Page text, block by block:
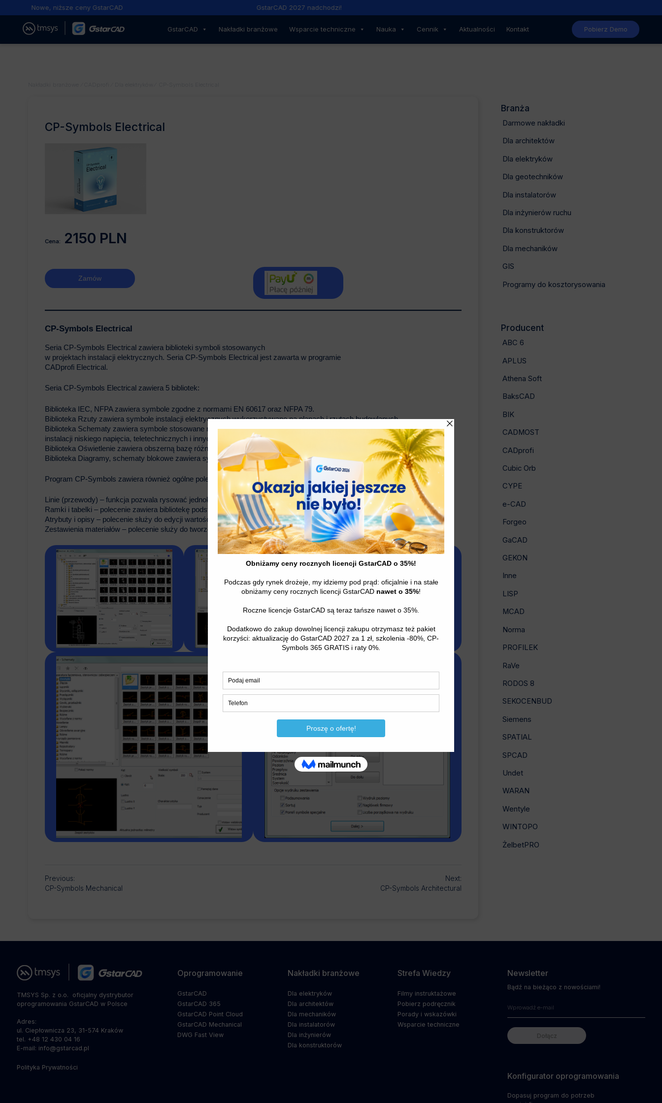
Nowe, niższe ceny GstarCAD GstarCAD 2027 nadchodzi!
GstarCAD Nakładki branżowe Wsparcie techniczne Nauka Cennik Aktualności Kontakt Pobierz Demo
CP-Symbols Electrical
Cena: 2150 PLN
Zamów
CP-Symbols Electrical
Seria CP-Symbols Electrical zawiera biblioteki symboli stosowanych
w projektach instalacji elektrycznych. Seria CP-Symbols Electrical jest zawarta w programie
CADprofi Electrical.
Seria CP-Symbols Electrical zawiera 5 bibliotek:
Biblioteka IEC, NFPA zawiera symbole zgodne z normami EN 60617 oraz NFPA 79.
Biblioteka Rzuty zawiera symbole instalacji elektrycznych wykorzystywane na planach i rzutach budowlanych.
Biblioteka Schematy zawiera symbole stosowane na różnego rodzaju schematach, w tym schematach instalacji prądowych,
instalacji niskiego napięcia, teletechnicznych i innych.
Biblioteka Oświetlenie zawiera obszerną bazę różnego rodzaju opraw oświetleniowych.
Biblioteka Diagramy, schematy blokowe zawiera symbole wykorzystywane w schematach blokowych wielu branż.
Program CP-Symbols zawiera również ogólne polecenia:
Linie (przewody) – funkcja pozwala rysować jednokreskowe przewody oraz linie w widoku schematycznym.
Ramki i tabelki – polecenie zawiera bibliotekę podstawowych ramek i tabelek rysunkowych.
Atrybuty i opisy – polecenie służy do edycji wartości atrybutów jednego lub wielu symboli.
Zestawienia materiałów – polecenie służy do tworzenia zestawień z elementów użytych na rysunku.
Previous:
CP-Symbols Mechanical
Next:
CP-Symbols Architectural
Branża
Darmowe nakładki
Dla architektów
Dla elektryków
Dla geotechników
Dla instalatorów
Dla inżynierów ruchu
Dla konstruktorów
Dla mechaników
GIS
Programy do kosztorysowania
Producent
ABC 6
APLUS
Athena Soft
BaksCAD
BIK
CADMOST
CADprofi
Cubic Orb
CYPE
e-CAD
Forgeo
GaCAD
GEKON
Inne
LISP
MCAD
Norma
PROFILEK
RaVe
RODOS 8
SEKOCENBUD
Siemens
SPATIAL
SPCAD
Undet
WARAN
Wentyle
WINTOPO
ŻelbetPRO
TMSYS Sp. z o.o. ­ oficjalny dystrybutor
oprogramowania GstarCAD w Polsce
Adres:
ul. Ciepłownicza 23, 31-574 Kraków
tel. +48 12 430 04 16
E-mail: info@gstarcad.pl
Polityka Prywatności
Oprogramowanie
GstarCAD
GstarCAD 365
GstarCAD Point Cloud
GstarCAD Mechanical
DWG Fast View
Nakładki branżowe
Dla elektryków
Dla architektów
Dla mechaników
Dla instalatorów
Dla inżynierów
Dla konstruktorów
Strefa Wiedzy
Filmy instruktażowe
Pobierz podręcznik
Porady i wskazówki
Wsparcie techniczne
Newsletter
Bądź na bieżąco z nowościami!
Konfigurator oprogramowania
Dopasuj program do potrzeb